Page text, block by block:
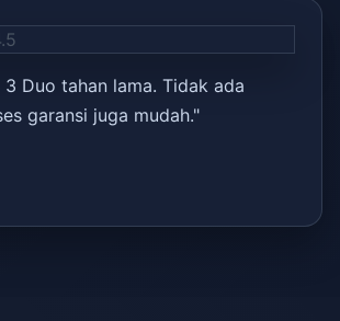
3 Duo tahan lama. Tidak ada
garansi juga mudah."